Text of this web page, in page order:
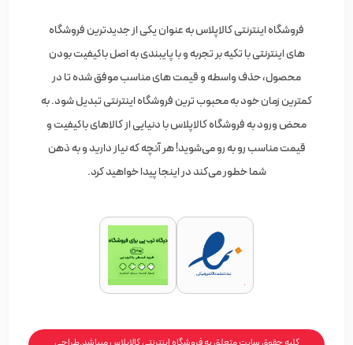
فروشگاه اینترنتی کالاپلاس به عنوان یکی از جدیدترین فروشگاه
های اینترنتی با تکیه بر تجربه و با پایبندی به اصل باکیفیت بودن
محصول، حذف واسطه و قیمت های مناسب موفق شده تا در
کمترین زمان خود به محبوب ترین فروشگاه اینترنتی تبدیل شود. به
محض ورود به فروشگاه کالاپلاس با دنیایی از کالاهای باکیفیت و
قیمت مناسب رو به رو می‌شوید! هر آنچه که نیاز دارید و به ذهن
شما خطور می‌کند در اینجا پیدا خواهید کرد.